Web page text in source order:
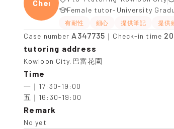
Chemi
Female tutor-University
有耐性 細心 提供筆記 提供
Case number A347735 ｜Check-in time
tutoring address
Kowloon City,巴富花園
Time
一｜17:30-19:00
五｜16:30-19:00
Remark
No yet